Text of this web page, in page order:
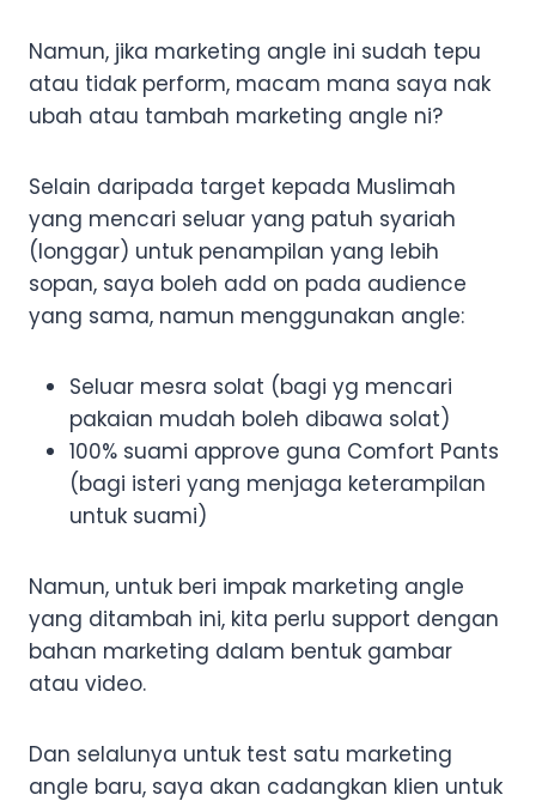
Namun, jika marketing angle ini sudah tepu
atau tidak perform, macam mana saya nak
ubah atau tambah marketing angle ni?
Selain daripada target kepada Muslimah
yang mencari seluar yang patuh syariah
(longgar) untuk penampilan yang lebih
sopan, saya boleh add on pada audience
yang sama, namun menggunakan angle:
Seluar mesra solat (bagi yg mencari
pakaian mudah boleh dibawa solat)
100% suami approve guna Comfort Pants
(bagi isteri yang menjaga keterampilan
untuk suami)
Namun, untuk beri impak marketing angle
yang ditambah ini, kita perlu support dengan
bahan marketing dalam bentuk gambar
atau video.
Dan selalunya untuk test satu marketing
angle baru, saya akan cadangkan klien untuk